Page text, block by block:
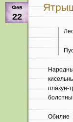
Фев
22
Обилие